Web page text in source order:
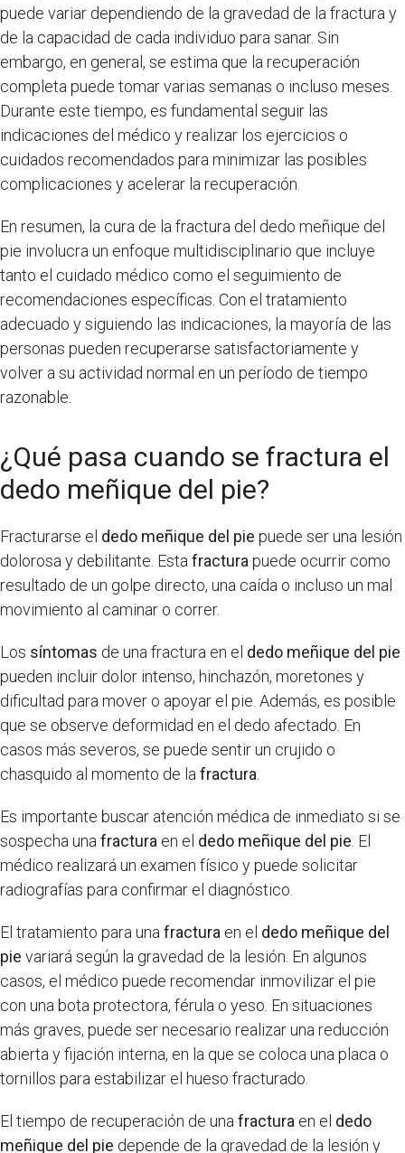
puede variar dependiendo de la gravedad de la fractura y
de la capacidad de cada individuo para sanar. Sin
embargo, en general, se estima que la recuperación
completa puede tomar varias semanas o incluso meses.
Durante este tiempo, es fundamental seguir las
indicaciones del médico y realizar los ejercicios o
cuidados recomendados para minimizar las posibles
complicaciones y acelerar la recuperación.
En resumen, la cura de la fractura del dedo meñique del
pie involucra un enfoque multidisciplinario que incluye
tanto el cuidado médico como el seguimiento de
recomendaciones específicas. Con el tratamiento
adecuado y siguiendo las indicaciones, la mayoría de las
personas pueden recuperarse satisfactoriamente y
volver a su actividad normal en un período de tiempo
razonable.
¿Qué pasa cuando se fractura el
dedo meñique del pie?
Fracturarse el dedo meñique del pie puede ser una lesión
dolorosa y debilitante. Estafracturapuede ocurrir como
resultado de un golpe directo, una caída o incluso un mal
movimiento al caminar o correr.
Los síntomas de una fractura en el dedo meñique del pie
pueden incluir dolor intenso, hinchazón, moretones y
dificultad para mover o apoyar el pie. Además, es posible
que se observe deformidad en el dedo afectado. En
casos más severos, se puede sentir un crujido o
chasquido al momento de lafractura.
Es importante buscar atención médica de inmediato si se
sospecha unafractura en el dedo meñique del pie. El
médico realizará un examen físico y puede solicitar
radiografías para confirmar el diagnóstico.
El tratamiento para unafractura en el dedo meñique del
pie variará según la gravedad de la lesión. En algunos
casos, el médico puede recomendar inmovilizar el pie
con una bota protectora, férula o yeso. En situaciones
más graves, puede ser necesario realizar una reducción
abierta y fijación interna, en la que se coloca una placa o
tornillos para estabilizar el hueso fracturado.
El tiempo de recuperación de unafractura en el dedo
meñique del pie depende de la gravedad de la lesión y